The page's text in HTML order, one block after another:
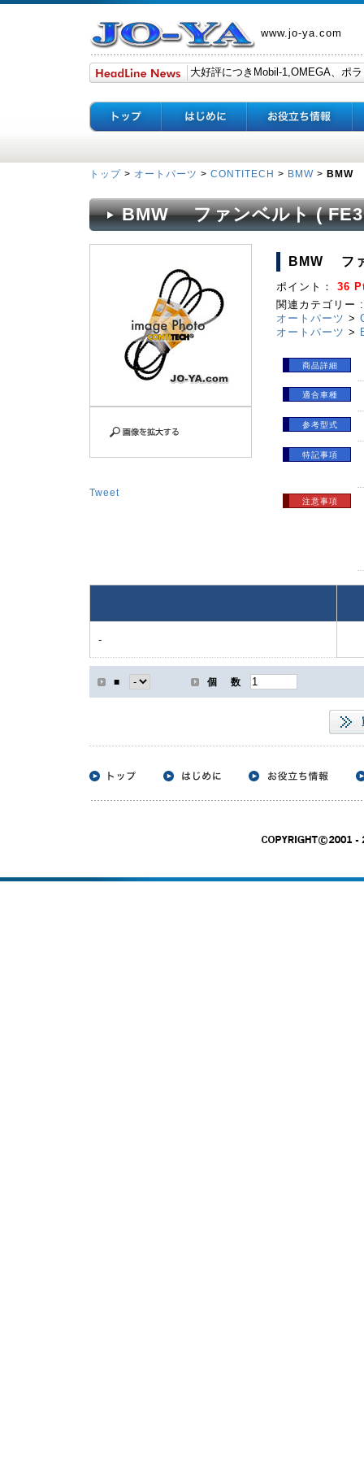
www.jo-ya.com
トップ > オートパーツ > CONTITECH > BMW > BMW
BMW ファンベルト (
Tweet
BMW フ
ポイント： 36
関連カテゴリー :
オートパーツ >
オートパーツ >
商品詳細
適合車種
参考型式
特記事項
注意事項
-
■ 個 数